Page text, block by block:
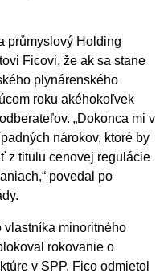
průmyslový Holding
Ficovi, že ak sa stane
plynárenského
roku akéhokoľvek
„Dokonca mi v
nárokov, ktoré by
z titulu cenovej regulácie
povedal po
vlastníka minoritného
rokovanie o
v SPP. Fico odmietol